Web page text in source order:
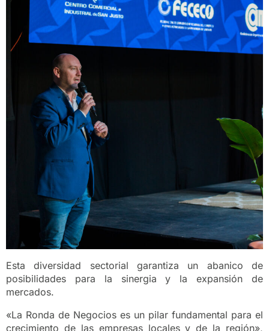
Esta diversidad sectorial garantiza un abanico de
posibilidades para la sinergia y la expansión de
mercados.
«La Ronda de Negocios es un pilar fundamental para el
crecimiento de las empresas locales y de la región»,